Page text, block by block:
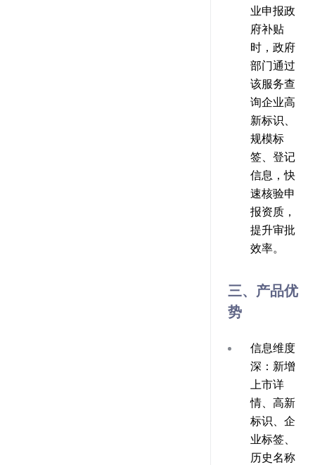
业申报政
府补贴
时，政府
部门通过
该服务查
询企业高
新标识、
规模标
签、登记
信息，快
速核验申
报资质，
提升审批
效率。
三、产品优
势
信息维度
深：新增
上市详
情、高新
标识、企
业标签、
历史名称